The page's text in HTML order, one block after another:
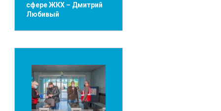
сфере ЖКХ – Дмитрий
Любивый